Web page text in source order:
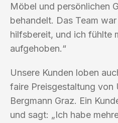
Möbel und persönlichen
behandelt. Das Team
hilfsbereit, und ich fühlte
aufgehoben.“
Unsere Kunden loben
faire Preisgestaltung von
Bergmann Graz. Ein
und sagt: „Ich habe